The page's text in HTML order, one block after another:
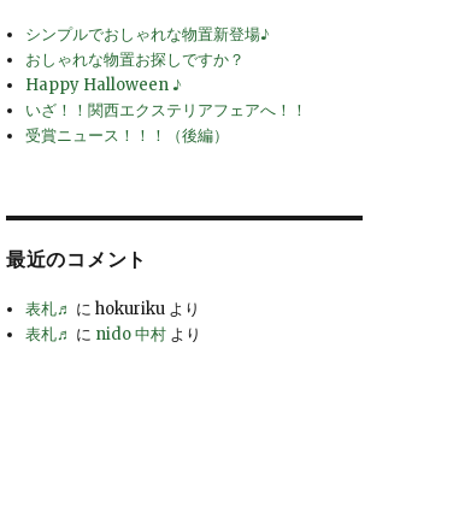
シンプルでおしゃれな物置新登場♪
おしゃれな物置お探しですか？
Happy Halloween ♪
いざ！！関西エクステリアフェアへ！！
受賞ニュース！！！（後編）
最近のコメント
表札♬ にhokuriku より
表札♬ に nido 中村 より